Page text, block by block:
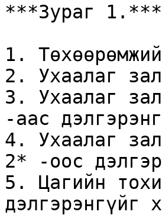
***Зураг
1.
2. Ухаалаг
3. Ухаалаг
-аас
4. Ухаалаг
2* -оос
5. Цагийн
дэлгэрэнгүйг